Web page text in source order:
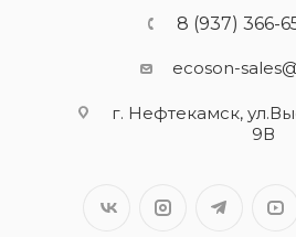
8 (937) 366-
ecoson-
г. Нефтекамск,
9В